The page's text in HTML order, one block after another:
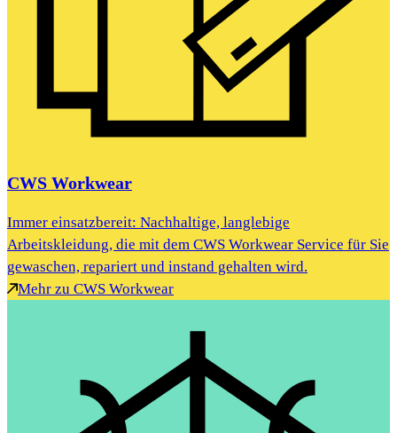
CWS Workwear
Immer einsatzbereit: Nachhaltige, langlebige
Arbeitskleidung, die mit dem CWS Workwear Service für Sie
gewaschen, repariert und instand gehalten wird.
Mehr zu CWS Workwear